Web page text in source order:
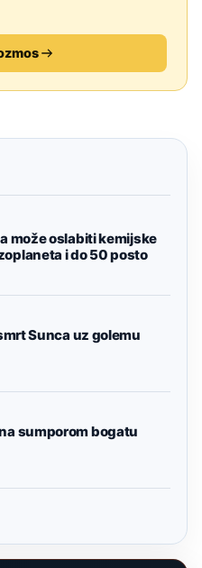
može oslabiti kemijske
i do 50 posto
Sunca uz golemu
sumporom bogatu